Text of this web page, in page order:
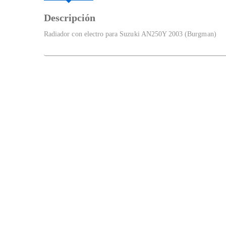
Descripción
Radiador con electro para Suzuki AN250Y 2003 (Burgman)